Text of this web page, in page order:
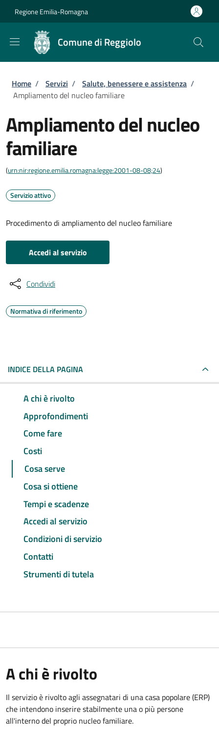
Regione Emilia-Romagna
Comune di Reggiolo
Briciole di pane
Home / Servizi / Salute, benessere e assistenza /
Ampliamento del nucleo familiare
Ampliamento del nucleo
familiare
(urn:nir:regione.emilia.romagna:legge:2001-08-08;24)
Servizio attivo
Procedimento di ampliamento del nucleo familiare
Accedi al servizio
Condividi
Normativa di riferimento
INDICE DELLA PAGINA
A chi è rivolto
Approfondimenti
Come fare
Costi
Cosa serve
Cosa si ottiene
Tempi e scadenze
Accedi al servizio
Condizioni di servizio
Contatti
Strumenti di tutela
A chi è rivolto
Il servizio è rivolto agli assegnatari di una casa popolare (ERP)
che intendono inserire stabilmente una o più persone
all'interno del proprio nucleo familiare.